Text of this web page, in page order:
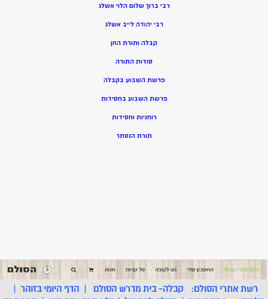
רבי ברוך שלום הלוי אשלג
רבי יהודה לייב אשלג
קבלה ותורת החן
סודות התורה
פרשת השבוע בקבלה
פרשת השבוע בחסידות
רוחניות וחסידות
תורת הנסתר
רשת אתרי הסולם: קבלה- בית מדרש הסולם |הדף היומי בזוהר |